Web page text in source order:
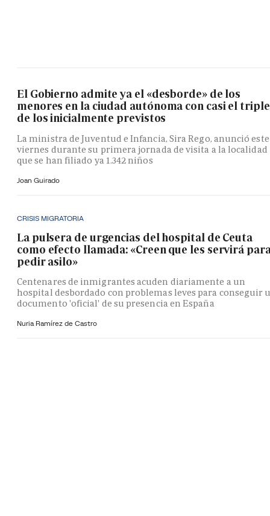
El Gobierno admite ya el «desborde» de los
menores en la ciudad autónoma con casi el triple
de los inicialmente previstos
La ministra de Juventud e Infancia, Sira Rego, anunció este
viernes durante su primera jornada de visita a la localidad
que se han filiado ya 1.342 niños
Joan Guirado
CRISIS MIGRATORIA
La pulsera de urgencias del hospital de Ceuta
como efecto llamada: «Creen que les servirá
pedir asilo»
Centenares de inmigrantes acuden diariamente a un
hospital desbordado con problemas leves para conseguir
documento 'oficial' de su presencia en España
Nuria Ramírez de Castro